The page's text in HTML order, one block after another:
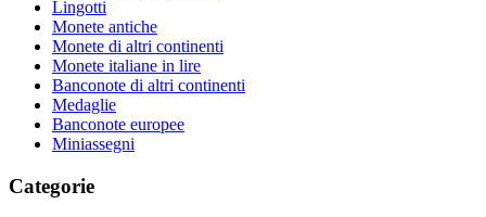
Lingotti
Monete antiche
Monete di altri continenti
Monete italiane in lire
Banconote di altri continenti
Medaglie
Banconote europee
Miniassegni
Categorie